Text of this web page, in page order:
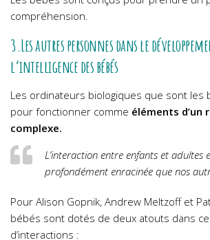
compréhension.
3.Les autres personnes dans le
l’intelligence des bébés
Les ordinateurs biologiques que sont les
pour fonctionner comme éléments d’un
complexe.
L’interaction entre enfants et adultes
profondément enracinée que nos
Pour Alison Gopnik, Andrew Meltzoff et
bébés sont dotés de deux atouts dans
d’interactions :